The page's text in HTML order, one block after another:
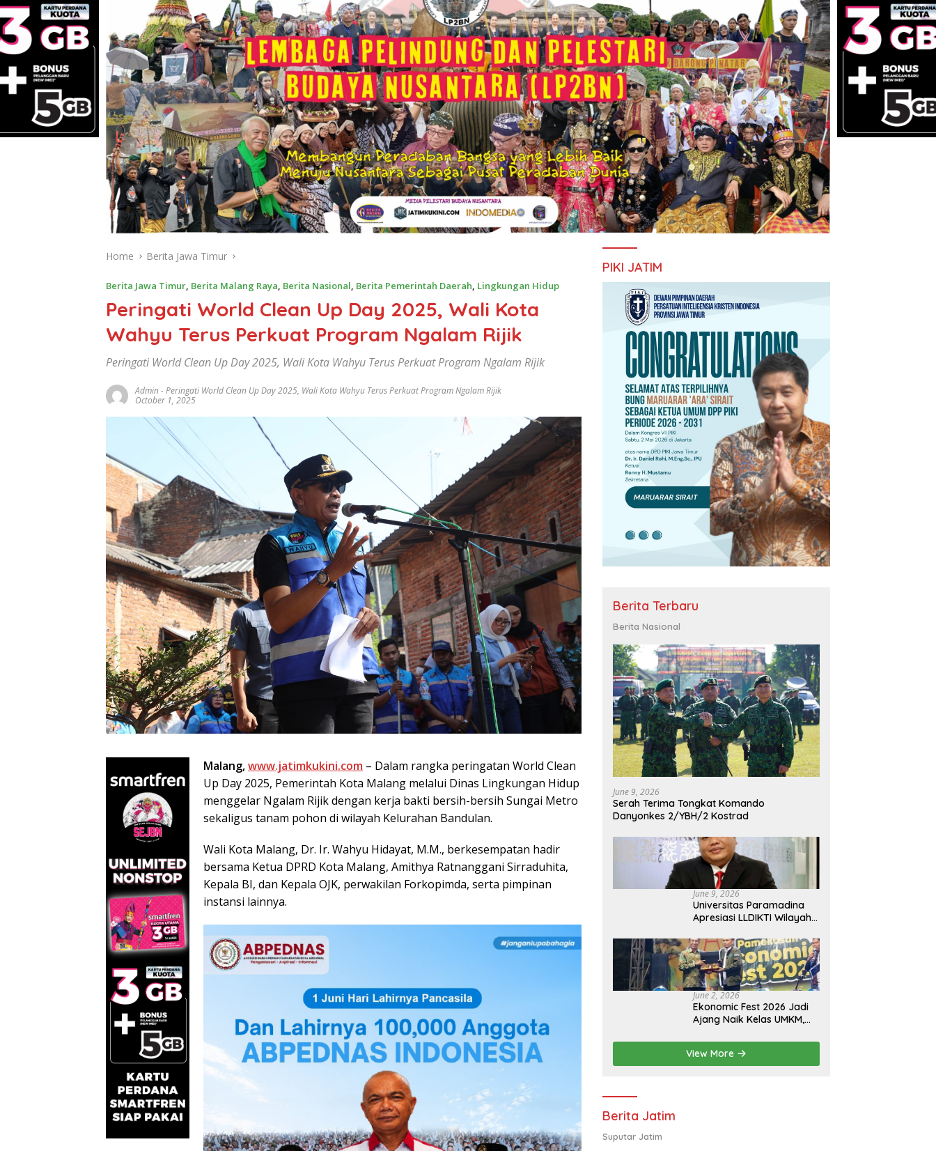
Home Berita Jawa Timur
Berita Jawa Timur, Berita Malang Raya, Berita Nasional, Berita Pemerintah Daerah, Lingkungan Hidup
Peringati World Clean Up Day 2025, Wali Kota
Wahyu Terus Perkuat Program Ngalam Rijik
Peringati World Clean Up Day 2025, Wali Kota Wahyu Terus Perkuat Program Ngalam Rijik
Admin-Peringati World Clean Up Day 2025, Wali Kota Wahyu Terus Perkuat Program Ngalam Rijik
October 1, 2025
Malang,www.jatimkukini.com – Dalam rangka peringatan World Clean
Up Day 2025, Pemerintah Kota Malang melalui Dinas Lingkungan Hidup
menggelar Ngalam Rijik dengan kerja bakti bersih-bersih Sungai Metro
sekaligus tanam pohon di wilayah Kelurahan Bandulan.
Wali Kota Malang, Dr. Ir. Wahyu Hidayat, M.M., berkesempatan hadir
bersama Ketua DPRD Kota Malang, Amithya Ratnanggani Sirraduhita,
Kepala BI, dan Kepala OJK, perwakilan Forkopimda, serta pimpinan
instansi lainnya.
PIKI JATIM
Berita Terbaru
Berita Nasional
June 9, 2026
Serah Terima Tongkat Komando
Danyonkes 2/YBH/2 Kostrad
June 9, 2026
Universitas Paramadina
Apresiasi LLDIKTI Wilayah
Eksistensi Perguruan
Tinggi Swasta
June 2, 2026
Ekonomic Fest 2026 Jadi
Ajang Naik Kelas UMKM,
Kolaborasi Ekspor hingga
Pendampingan Usaha
View More
Berita Jatim
Suputar Jatim